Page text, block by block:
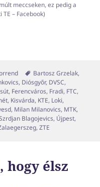
meccseken, ez pedig a
– Facebook)
Címke
Bartosz Grzelak,
, Diósgyőr, DVSC,
, Ferencváros, Fradi, FTC,
, Kisvárda, KTE, Loki,
, Milan Milanovics, MTK,
Blagojevics, Újpest,
,ZTE
hogy élsz